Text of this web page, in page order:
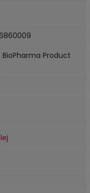
BioPharma Product